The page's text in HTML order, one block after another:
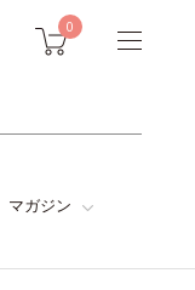
0
マガジン